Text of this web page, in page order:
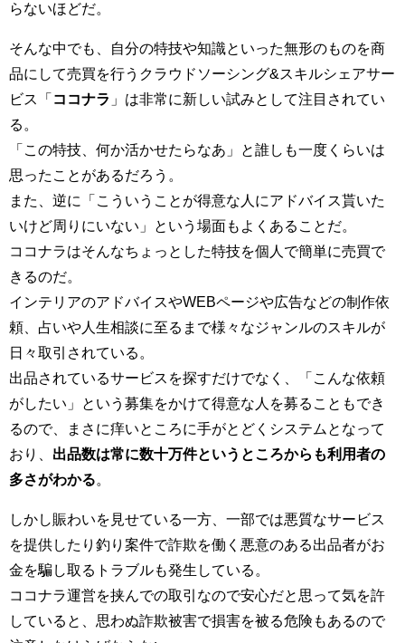
らないほどだ。
そんな中でも、自分の特技や知識といった無形のものを商
品にして売買を行うクラウドソーシング&スキルシェアサー
ビス「 ココナラ 」は非常に新しい試みとして注目されてい
る。
「この特技、何か活かせたらなあ」と誰しも一度くらいは
思ったことがあるだろう。
また、逆に「こういうことが得意な人にアドバイス貰いた
いけど周りにいない」という場面もよくあることだ。
ココナラはそんなちょっとした特技を個人で簡単に売買で
きるのだ。
インテリアのアドバイスやWEBページや広告などの制作依
頼、占いや人生相談に至るまで様々なジャンルのスキルが
日々取引されている。
出品されているサービスを探すだけでなく、「こんな依頼
がしたい」という募集をかけて得意な人を募ることもでき
るので、まさに痒いところに手がとどくシステムとなって
おり、 出品数は常に数十万件というところからも利用者の
多さがわかる。
しかし賑わいを見せている一方、一部では悪質なサービス
を提供したり釣り案件で詐欺を働く悪意のある出品者がお
金を騙し取るトラブルも発生している。
ココナラ運営を挟んでの取引なので安心だと思って気を許
していると、思わぬ詐欺被害で損害を被る危険もあるので